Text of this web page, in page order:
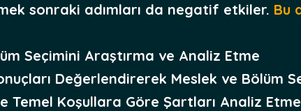
sonraki adımları da negatif etkiler. Bu
Seçimini Araştırma ve Analiz Etme
Değerlendirerek Meslek ve Bölüm
Temel Koşullara Göre Şartları Analiz